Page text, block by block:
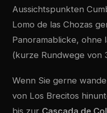
Aussichtspunkten
Lomo de las Chozas
Panoramablicke, ohne
(kurze Rundwege von
Wenn Sie gerne
von Los Brecitos
bis zur Cascada de